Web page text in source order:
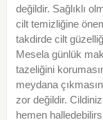
değildir. Sağlıklı
cilt temizliğine
takdirde cilt
Mesela günlük
tazeliğini
meydana
zor değildir.
hemen